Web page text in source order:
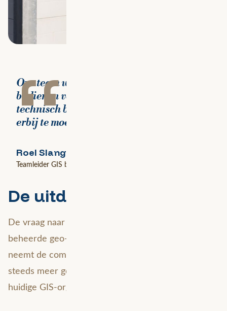
“
Ons team wil zich volledig focussen op het
bedienen van de business zonder het
technisch beheer van ArcGIS Enterprise
erbij te moeten doen.
Roel Slangen
Teamleider GIS bij Heijmans
De uitdaging
De vraag naar actuele, betrouwbare en goed
beheerde geo-informatie groeit snel. Tegelijkertijd
neemt de complexiteit van projecten toe en werken
steeds meer gebruikers met GIS. Daardoor komt de
huidige GIS-organisatie onder druk te staan.